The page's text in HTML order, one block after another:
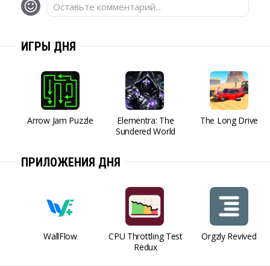
Оставьте комментарий...
ИГРЫ ДНЯ
Arrow Jam Puzzle
Elementra: The
Sundered World
The Long Drive
ПРИЛОЖЕНИЯ ДНЯ
WallFlow
CPU Throttling Test
Redux
Orgzly Revived